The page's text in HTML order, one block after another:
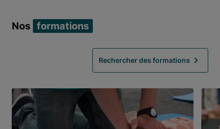
Nos formations
Rechercher des formations